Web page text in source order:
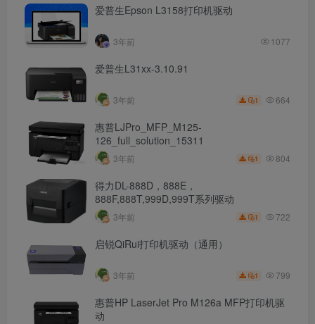
爱普生Epson L3158打印机驱动
3年前 1077
爱普生L31xx-3.10.91
3年前 1 664
惠普LJPro_MFP_M125-
126_full_solution_15311
3年前 1 804
得力DL-888D，888E，
888F,888T,999D,999T系列驱动
3年前 1 722
启锐QiRui打印机驱动（通用）
3年前 1 799
惠普HP LaserJet Pro M126a MFP打印机驱
动